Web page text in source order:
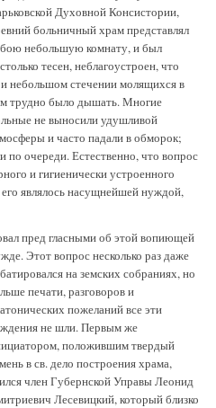
Духовной Консистории,
больничный храм представлял
небольшую комнату, и был
тесен, неблагоустроен, что
небольшом стечении молящихся в
трудно было дышать. Многие
не выносили удушливой
и часто падали в обморок;
по очереди. Естественно, что вопрос
и гигиенически устроенного
являлось насущнейшей нуждой,
пред гласными об этой вопиющей
Этот вопроснесколько раз даже
на земских собраниях, но
печати, разговоров и
пожеланий все эти
не шли. Первым же
положившим твердый
в св. дело построения храма,
член Губернской Управы Леонид
Лесевицкий, который близко